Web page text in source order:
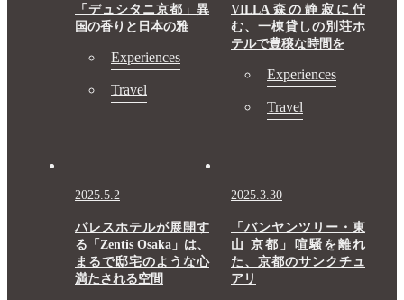
「デュシタニ京都」異
国の香りと日本の雅
Experiences
Travel
VILLA森の静寂に佇
む、一棟貸しの別荘ホ
テルで豊穣な時間を
Experiences
Travel
2025.5.2
パレスホテルが展開す
る「Zentis Osaka」は、
まるで邸宅のような心
満たされる空間
2025.3.30
「バンヤンツリー・東
山 京都」喧騒を離れ
た、京都のサンクチュ
アリ